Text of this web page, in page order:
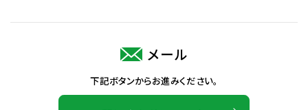
メール
下記ボタンからお進みください。